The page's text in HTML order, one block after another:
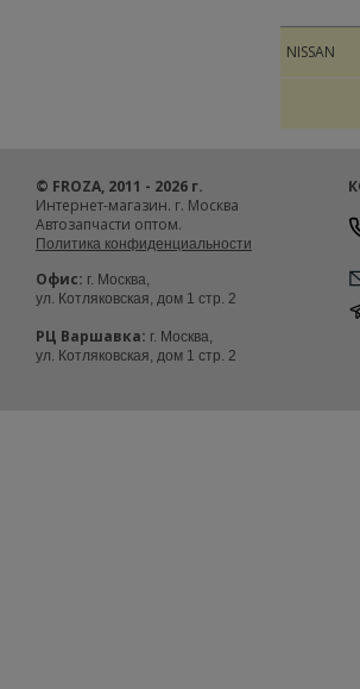
NISSAN
© FROZA, 2011 - 2026 г.
Интернет-магазин. г. Москва
Автозапчасти оптом.
Политика конфиденциальности
Офис: г. Москва,
ул. Котляковская, дом 1 стр. 2
РЦ Варшавка: г. Москва,
ул. Котляковская, дом 1 стр. 2